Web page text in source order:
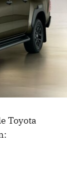
Toyota